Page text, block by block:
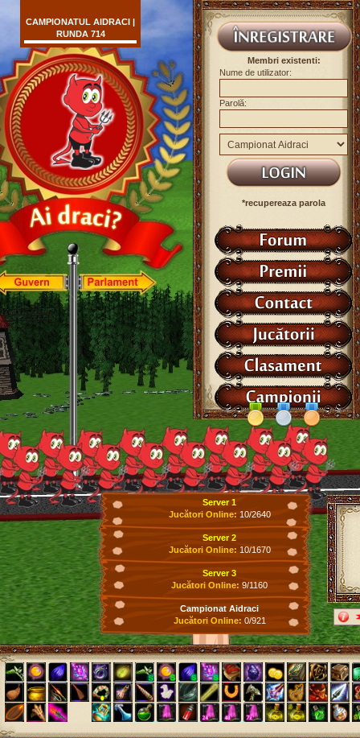
CAMPIONATUL AIDRACI |
RUNDA 714
Membri existenti:
Nume de utilizator:
Parolă:
*recupereaza parola
Server 1
Jucători Online: 10/2640
Server 2
Jucători Online: 10/1670
Server 3
Jucători Online: 9/1160
Campionat Aidraci
Jucători Online: 0/921